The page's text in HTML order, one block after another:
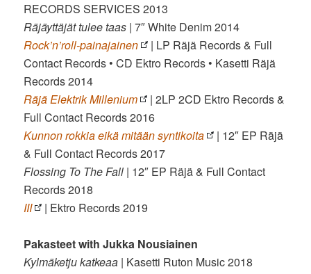
RECORDS SERVICES ‎2013
Räjäyttäjät tulee taas | 7″ White Denim 2014
Rock’n’roll-painajainen
| LP Räjä Records & Full
Contact Records • CD Ektro Records • Kasetti Räjä
Records 2014
Räjä Elektrik Millenium
| 2LP 2CD Ektro Records &
Full Contact Records 2016
Kunnon rokkia eikä mitään syntikoita
| 12″ EP Räjä
& Full Contact Records 2017
Flossing To The Fall | 12″ EP Räjä & Full Contact
Records 2018
III
| Ektro Records 2019
Pakasteet with Jukka Nousiainen
Kylmäketju katkeaa | Kasetti Ruton Music 2018